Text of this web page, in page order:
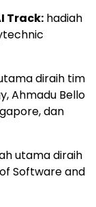
Track: hadiah
diraih tim
Ahmadu Bello
dan
utama diraih
Software and